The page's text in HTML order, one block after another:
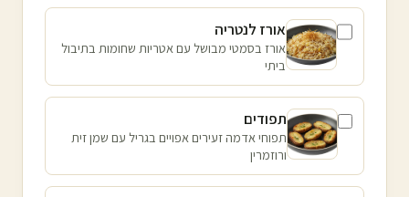
אורז לנטריה
אורז בסמטי מבושל עם אטריות שחומות בתיבול
ביתי
תפודים
תפוחי אדמה זעירים אפויים בגריל עם שמן זית
ורוזמרין